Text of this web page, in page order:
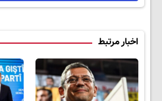
اخبار مرتبط